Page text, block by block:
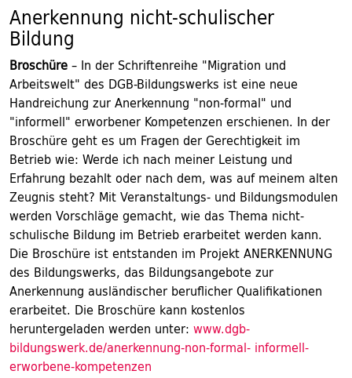
Anerkennung nicht-schulischer
Bildung
Broschüre– In der Schriftenreihe "Migration und
Arbeitswelt" des DGB-Bildungswerks ist eine neue
Handreichung zur Anerkennung "non-formal" und
"informell" erworbener Kompetenzen erschienen. In der
Broschüre geht es um Fragen der Gerechtigkeit im
Betrieb wie: Werde ich nach meiner Leistung und
Erfahrung bezahlt oder nach dem, was auf meinem alten
Zeugnis steht? Mit Veranstaltungs- und Bildungsmodulen
werden Vorschläge gemacht, wie das Thema nicht-
schulische Bildung im Betrieb erarbeitet werden kann.
Die Broschüre ist entstanden im Projekt ANERKENNUNG
des Bildungswerks, das Bildungsangebote zur
Anerkennung ausländischer beruflicher Qualifikationen
erarbeitet. Die Broschüre kann kostenlos
heruntergeladen werden unter: www.dgb-
bildungswerk.de/anerkennung-non-formal- informell-
erworbene-kompetenzen